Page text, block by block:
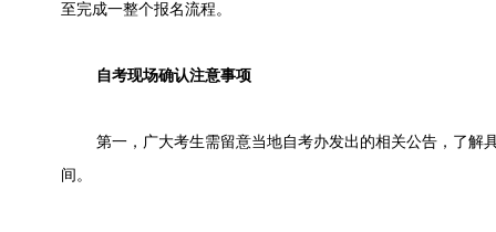
至完成一整个报名流程。
自考现场确认注意事项
第一，广大考生需留意当地自考办发出的相关公告，了解
间。